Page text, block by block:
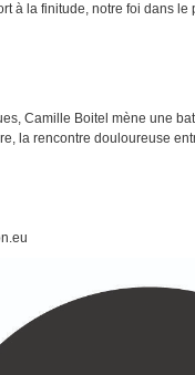
à la finitude, notre foi dans le
Camille Boitel mène une
la rencontre douloureuse